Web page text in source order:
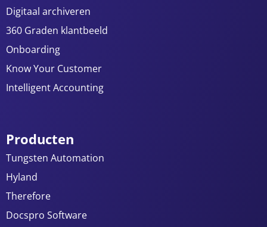
Digitaal archiveren
360 Graden klantbeeld
Onboarding
Know Your Customer
Intelligent Accounting
Producten
Tungsten Automation
Hyland
Therefore
Docspro Software